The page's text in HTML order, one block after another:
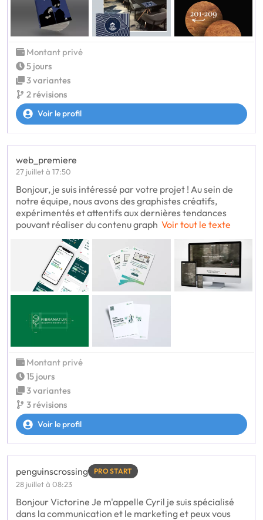
Montant privé
5 jours
3 variantes
2 révisions
Voir le profil
web_premiere
27 juillet à 17:50
Bonjour, je suis intéressé par votre projet ! Au sein de
notre équipe, nous avons des graphistes créatifs,
expérimentés et attentifs aux dernières tendances
pouvant réaliser du contenu graph Voir tout le texte
Montant privé
15 jours
3 variantes
3 révisions
Voir le profil
penguinscrossing PRO START
28 juillet à 08:23
Bonjour Victorine Je m'appelle Cyril je suis spécialisé
dans la communication et le marketing et peux vous